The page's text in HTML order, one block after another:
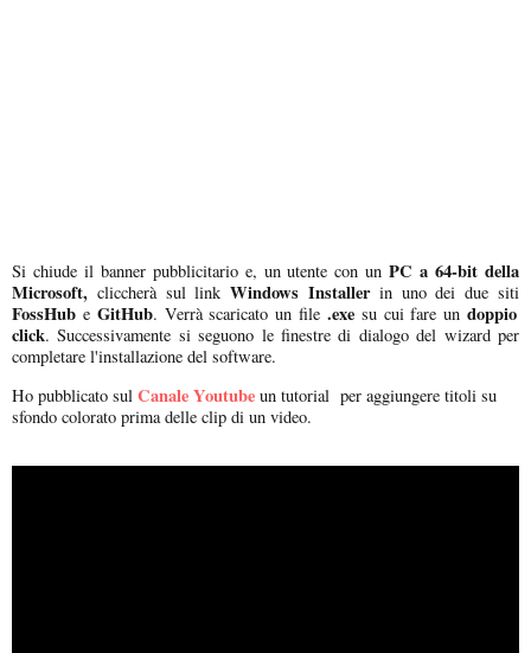
Si chiude il banner pubblicitario e, un utente con un PC a 64-bit della
Microsoft, cliccherà sul linkWindows Installerin uno dei due siti
FossHub e GitHub. Verrà scaricato un file .exesu cui fare undoppio
click. Successivamente si seguono le finestre di dialogo del wizard per
completare l'installazione del software.
Ho pubblicato sul Canale Youtube un tutorial per aggiungere titoli su
sfondo colorato prima delle clip di un video.